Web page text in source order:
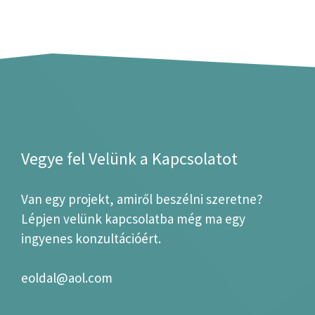
Vegye fel Velünk a Kapcsolatot
Van egy projekt, amiről beszélni szeretne?
Lépjen velünk kapcsolatba még ma egy
ingyenes konzultációért.
eoldal@aol.com